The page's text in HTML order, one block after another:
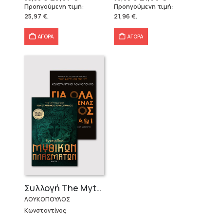
price
was:
τρέχουσα
τιμή
Προηγούμενη τιμή:
25,97 €.
ΑΓΟΡΑ
price
was:
τρέχουσα
τιμή
Προηγούμενη τιμή:
21,96 €.
ΑΓΟΡΑ
Συλλογή The Mythologist (2 βιβλία)
ΛΟΥΚΟΠΟΥΛΟΣ
Κωνσταντίνος